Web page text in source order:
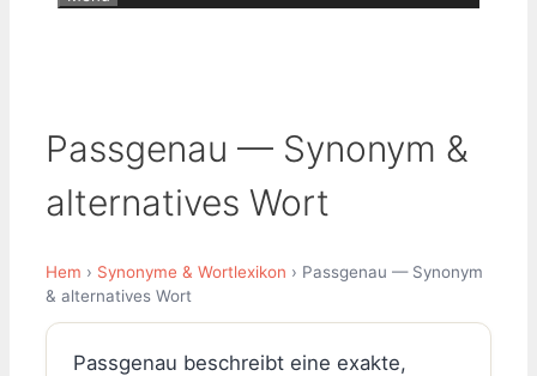
Passgenau — Synonym &
alternatives Wort
Hem › Synonyme & Wortlexikon › Passgenau — Synonym
& alternatives Wort
Passgenau beschreibt eine exakte,